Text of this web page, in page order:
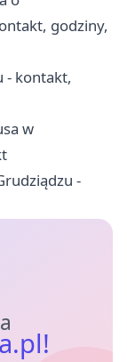
godziny,
- kontakt,
w
-